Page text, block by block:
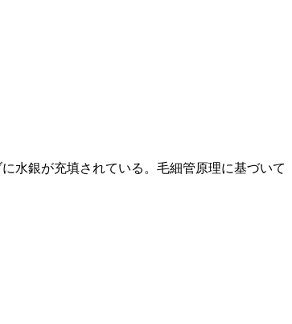
水銀が充填されている。毛細管原理に基づいて